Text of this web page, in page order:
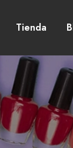
Tienda